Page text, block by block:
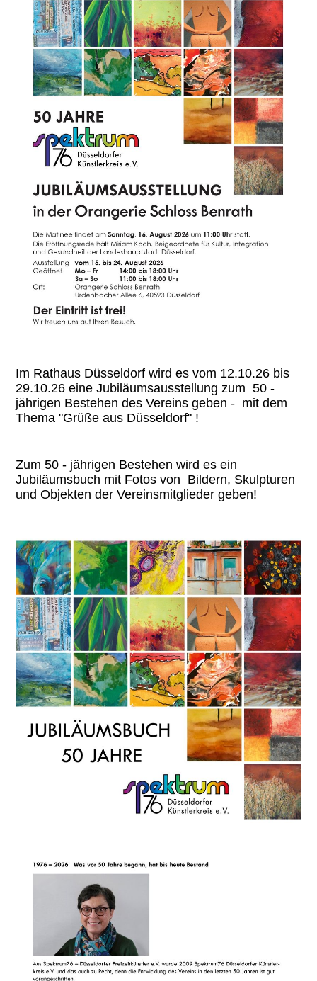
Im Rathaus Düsseldorf wird es vom 12.10.26 bis
29.10.26 eine Jubiläumsausstellung zum 50 -
jährigen Bestehen des Vereins geben - mit dem
Thema "Grüße aus Düsseldorf" !
Zum 50 - jährigen Bestehen wird es ein
Jubiläumsbuch mit Fotos von Bildern, Skulpturen
und Objekten der Vereinsmitglieder geben!